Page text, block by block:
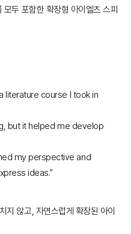
두 포함한 확장형 아이엘츠 스피
literature course I took in
but it helped me develop
my perspective and
ideas.”
지 않고, 자연스럽게 확장된 아이